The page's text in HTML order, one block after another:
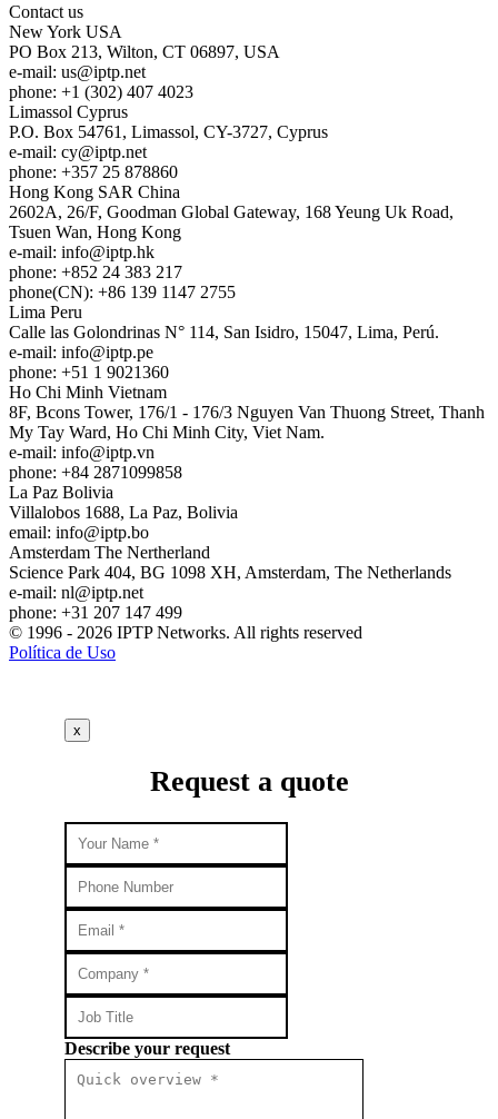
Contact us
New York USA
PO Box 213, Wilton, CT 06897, USA
e-mail: us
iptp.net
phone: +1 (302) 407 4023
Limassol Cyprus
P.O. Box 54761, Limassol, CY-3727, Cyprus
e-mail: cy
iptp.net
phone: +357 25 878860
Hong Kong SAR China
2602A, 26/F, Goodman Global Gateway, 168 Yeung Uk Road,
Tsuen Wan, Hong Kong
e-mail: info
iptp.hk
phone: +852 24 383 217
phone(CN): +86 139 1147 2755
Lima Peru
Calle las Golondrinas N° 114, San Isidro, 15047, Lima, Perú.
e-mail: info
iptp.pe
phone: +51 1 9021360
Ho Chi Minh Vietnam
8F, Bcons Tower, 176/1 - 176/3 Nguyen Van Thuong Street, Thanh
My Tay Ward, Ho Chi Minh City, Viet Nam.
e-mail: info
iptp.vn
phone: +84 2871099858
La Paz Bolivia
Villalobos 1688, La Paz, Bolivia
email: info
iptp.bo
Amsterdam The Nertherland
Science Park 404, BG 1098 XH, Amsterdam, The Netherlands
e-mail: nl
iptp.net
phone: +31 207 147 499
© 1996 - 2026 IPTP Networks. All rights reserved
Política de Uso
x
Request a quote
Describe your request